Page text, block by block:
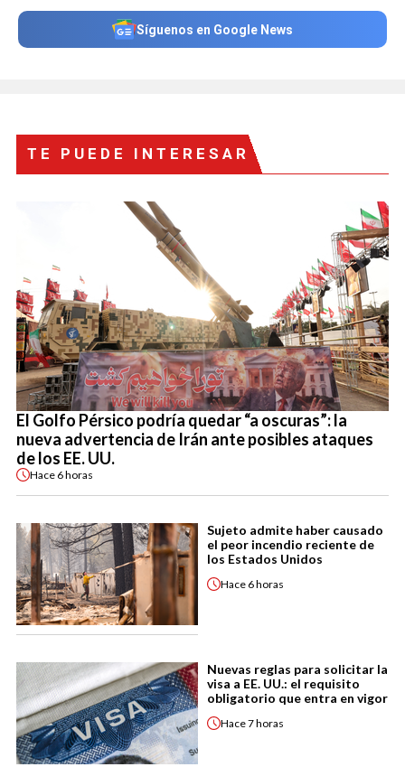
Síguenos en Google News
TE PUEDE INTERESAR
El Golfo Pérsico podría quedar “a oscuras”: la
nueva advertencia de Irán ante posibles ataques
de los EE. UU.
Hace 6 horas
Sujeto admite haber causado
el peor incendio reciente de
los Estados Unidos
Hace 6 horas
Nuevas reglas para solicitar la
visa a EE. UU.: el requisito
obligatorio que entra en vigor
Hace7 horas